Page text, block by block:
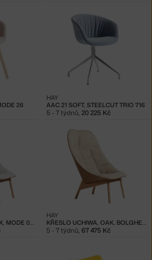
26 AAC 21 SOFT, STEELCUT TRIO 716
HAY
5 - 7 týdnů, 20 225 Kč
KŘESLO UCHIWA, OAK, MODE 009/SENSE NOUGAT KŘESLO UCHIWA, OAK, BOLGHERI LGG60/SENSE NOUGAT
HAY
5 - 7 týdnů 67 475 Kč